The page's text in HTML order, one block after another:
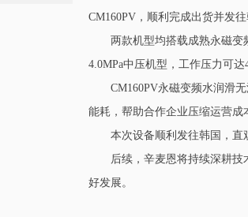
CM160PV，顺利完成出货并发
两款机型均搭载成熟永磁变
4.0MPa中压机型，工作压力可
CM160PV永磁变频水润滑
能耗，帮助合作企业压缩运营成
本次设备顺利发往韩国，
后续，辛麦恩将持续深耕
好发展。